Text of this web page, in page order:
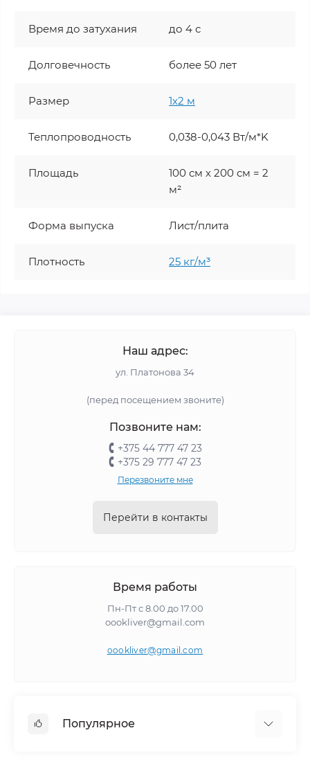
Время до затухания до 4 с
Долговечность более 50 лет
Размер 1х2 м
Теплопроводность 0,038-0,043 Вт/м*K
Площадь
100 см х 200 см = 2
м²
Форма выпуска Лист/плита
Плотность 25 кг/м³
Наш адрес:
ул. Платонова 34
(перед посещением звоните)
Позвоните нам:
+375 44 777 47 23
+375 29 777 47 23
Перезвоните мне
Перейти в контакты
Время работы
Пн-Пт с 8.00 до 17.00
oookliver@gmail.com
oookliver@gmail.com
Популярное